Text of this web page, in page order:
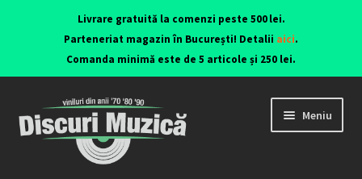
Livrare gratuită la comenzi peste 500 lei.
Parteneriat magazin în București! Detalii aici.
Comanda minimă este de 5 articole și 250 lei.
Meniu